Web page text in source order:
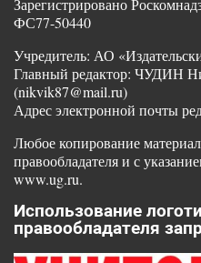
ФС77-50440
Учредитель: АО
Главный редактор: ЧУДИН
(nikvik87@mail.ru)
Адрес электронной почты
Любое копирование
правообладателя и с
www.ug.ru.
Использование
правообладателя